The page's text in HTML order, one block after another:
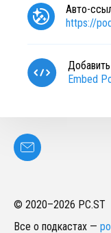
Авто-
https://
Embed
© 2020–2026 PC.ST
Все о подкастах —